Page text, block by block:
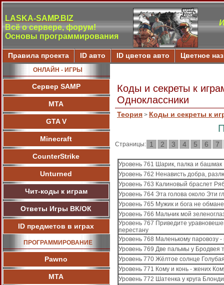
LASKA-SAMP.BIZ
Всё о сервере, форум!
Основы программирования
Правила проекта ID авто ID цветов авто Цветное
ОНЛАЙН - ИГРЫ
Сервер SAMP
МТА
GTA V
Minecraft
CounterStrike
Unturned
Чит-коды к играм
Ответы Игры ВК/ОК
ID предметов в играх
ПРОГРАММИРОВАНИЕ
Pawnо
МТА
Коды и секреты к
Одноклассники
Теория > Коды и секреты к
Страницы: 1 2 3 4 5 6 7
Уровень 761 Шарик, палка и
Уровень 762 Ненависть добра,
Уровень 763 Калиновый браслет
Уровень 764 Эта голова около Эти
Уровень 765 Мужик и бога не
Уровень 766 Мальчик мой
Уровень 767 Приведите
перестану
Уровень 768 Маленькому паровозу
Уровень 769 Две пальмы у Бродвея
Уровень 770 Жёлтое солнце
Уровень 771 Кому и конь - жених
Уровень 772 Шатенка у круга